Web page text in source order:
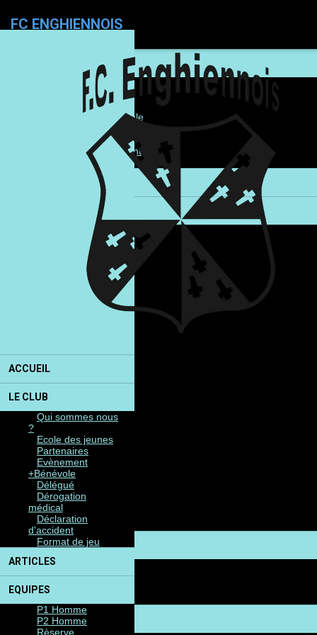
FC ENGHIENNOIS
ACCUEIL
LE CLUB
Qui sommes nous
?
Ecole des jeunes
Partenaires
Evènement
+Bénévole
Délégué
Dérogation
médical
Déclaration
d'accident
Format de jeu
ARTICLES
EQUIPES
P1 Homme
P2 Homme
Rèserve
Qui sommes nous ?
Ecole des jeunes
Partenaires
Evènement +Bénévole
Dérogation médical
Déclaration d'accident
Format de jeu
P2 Homme
U13 B
U13 Girls
U11 A
U11 B
U10 A
U10 B
U10 Girls
U9 A
U9 B
U8 A
U8 B
U7 A
U7 B
U6
SAISON
Matchs
Pronostics
Agenda
MEDIA